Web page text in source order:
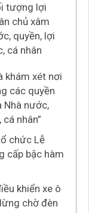
tượng lợi
chủ xâm
quyền, lợi
cá nhân
khám xét nơi
các quyền
Nhà nước,
nhân”
chức Lễ
cấp bậc hàm
khiển xe ô
chờ đèn